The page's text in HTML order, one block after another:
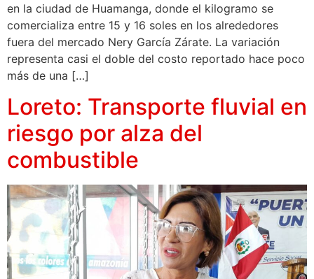
en la ciudad de Huamanga, donde el kilogramo se
comercializa entre 15 y 16 soles en los alrededores
fuera del mercado Nery García Zárate. La variación
representa casi el doble del costo reportado hace poco
más de una […]
Loreto: Transporte fluvial en
riesgo por alza del
combustible